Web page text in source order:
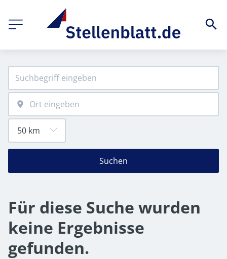
Suchen
Für diese Suche wurden
keine Ergebnisse
gefunden.